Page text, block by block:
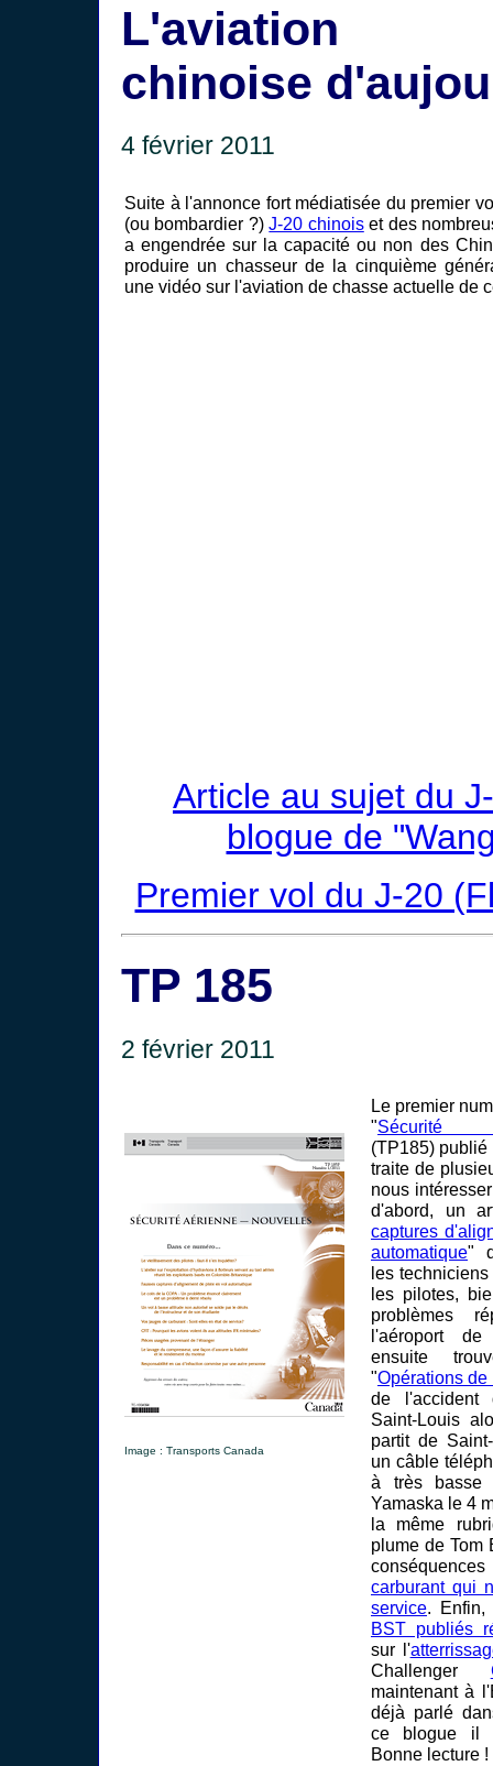
L'aviation
chinoise
4 février 2011
Suite à l'annonce fort médiatisée du premier
(ou bombardier ?)J-20 chinoiset des
a engendrée sur la capacité ou non des
produire un chasseur de la cinquième
une vidéo sur l'aviation de chasse actuelle de
Article au sujet du
blogue de
Premier vol du J-20
TP 185
2 février 2011
Image : Transports Canada
Le premier
"Sécurité
(TP185)
traite de
nous
d'abord, un
captures
automatique"
les
les pilotes,
problèmes
l'aéroport
ensuite
"Opérations de
de l'accident
Saint-Louis
partit de
un câble
à très basse
Yamaska le 4
la même
plume de Tom
carburant qui
service.
BST publiés
sur l'
Challenger
maintenant à
déjà parlé
ce blogue il
Bonne lecture !